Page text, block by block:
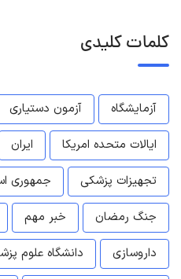
کلمات کلیدی
آزمایشگاه آزمون دستیاری
ایالات متحده امریکا
ایران
تجهیزات پزشکی
جمهوری
جنگ رمضان
خبر مهم
داروسازی
دانشگاه علوم